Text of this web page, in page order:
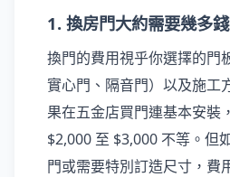
1. 換房門大約需要幾多
換門的費用視乎你選擇的門
實心門、隔音門）以及施工
果在五金店買門連基本安裝
$2,000 至 $3,000 不等。但
門或需要特別訂造尺寸，費